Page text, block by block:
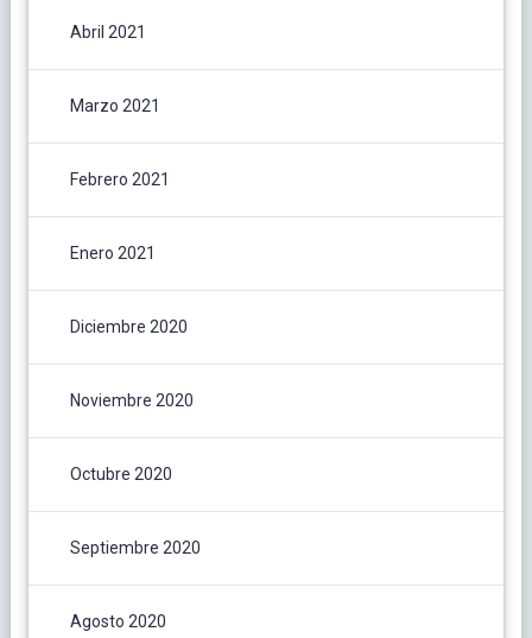
Abril 2021
Marzo 2021
Febrero 2021
Enero 2021
Diciembre 2020
Noviembre 2020
Octubre 2020
Septiembre 2020
Agosto 2020